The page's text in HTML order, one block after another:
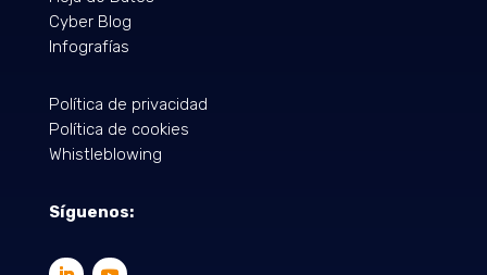
Cyber Blog
Infografías
Política de privacidad
Política de cookies
Whistleblowing
Síguenos: